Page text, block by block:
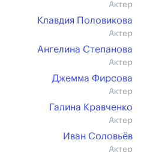
Актер
Клавдия Половикова
Актер
Ангелина Степанова
Актер
Джемма Фирсова
Актер
Галина Кравченко
Актер
Иван Соловьёв
Актер